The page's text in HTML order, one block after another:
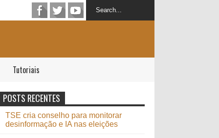
Tutoriais
POSTS RECENTES
TSE cria conselho para monitorar
desinformação e IA nas eleições